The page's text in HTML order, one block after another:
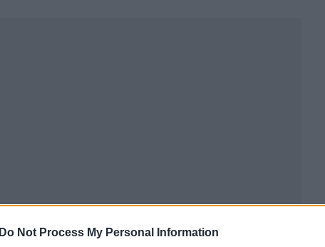
Do Not Process My Personal Information
Publicidad